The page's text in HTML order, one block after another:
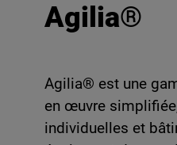
Agilia®
Agilia® est une
en œuvre
individuelles et